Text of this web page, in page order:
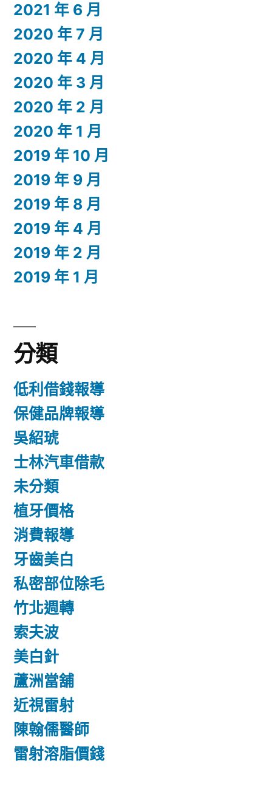
2021 年 6 月
2020 年 7 月
2020 年 4 月
2020 年 3 月
2020 年 2 月
2020 年 1 月
2019 年 10 月
2019 年 9 月
2019 年 8 月
2019 年 4 月
2019 年 2 月
2019 年 1 月
分類
低利借錢報導
保健品牌報導
吳紹琥
士林汽車借款
未分類
植牙價格
消費報導
牙齒美白
私密部位除毛
竹北週轉
索夫波
美白針
蘆洲當舖
近視雷射
陳翰儒醫師
雷射溶脂價錢